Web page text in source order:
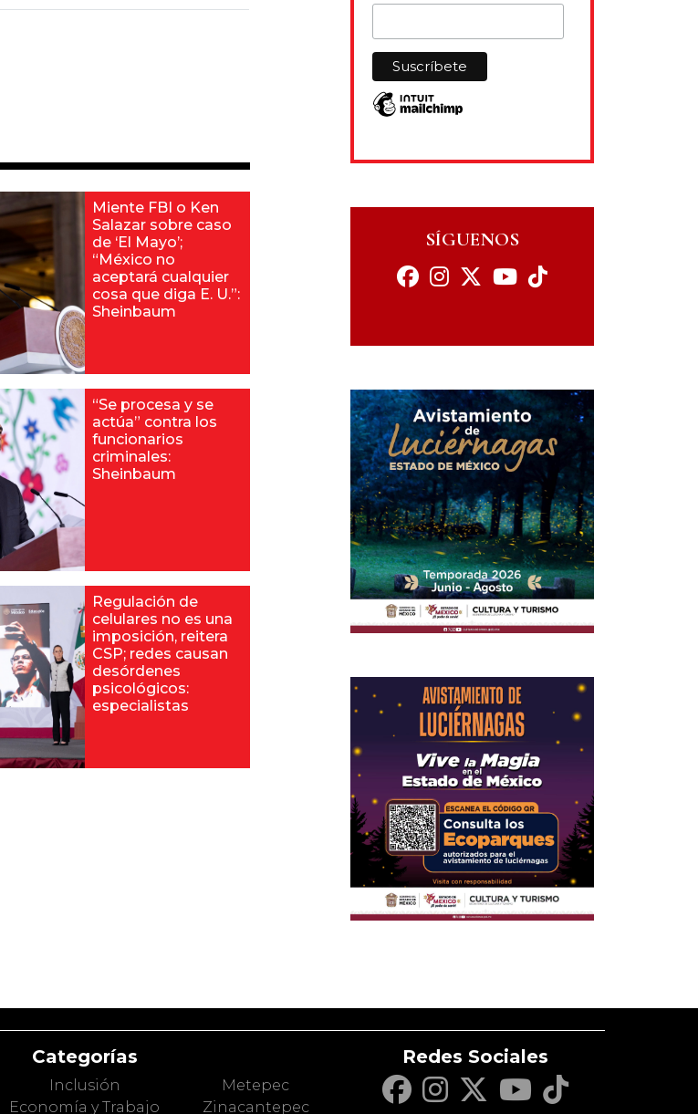
Miente FBI o Ken
Salazar sobre caso
de ‘El Mayo’;
“México no
aceptará cualquier
cosa que diga E. U.”:
Sheinbaum
“Se procesa y se
actúa” contra los
funcionarios
criminales:
Sheinbaum
Regulación de
celulares no es una
imposición, reitera
CSP; redes causan
desórdenes
psicológicos:
especialistas
SÍGUENOS
Categorías
Inclusión
Economía y Trabajo
Metepec
Zinacantepec
Redes Sociales